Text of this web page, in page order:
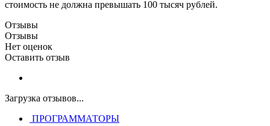
стоимость не должна превышать 100 тысяч рублей.
Отзывы
Отзывы
Нет оценок
Оставить отзыв
Загрузка отзывов...
ПРОГРАММАТОРЫ